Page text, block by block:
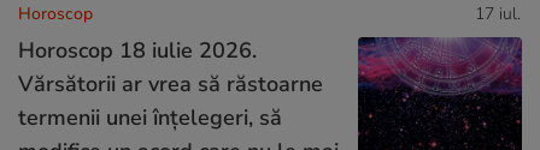
Horoscop 17 iul.
Horoscop 18 iulie 2026.
Vărsătorii ar vrea să răstoarne
termenii unei înțelegeri, să